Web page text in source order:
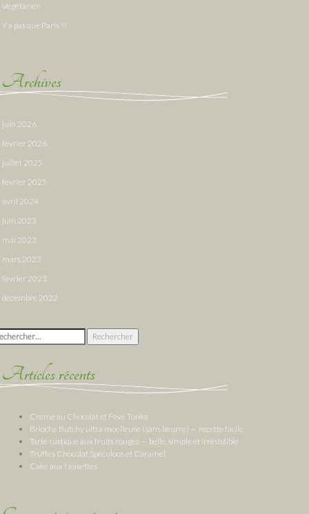
Végétarien
Y a pas que Paris !!!
Archives
juin 2026
février 2026
juillet 2025
février 2025
avril 2024
juin 2023
mai 2023
mars 2023
février 2023
décembre 2022
:
Articles récents
Crème au Chocolat et Fève Tonka
Brioche Butchy ultra moelleuse (sans beurre) — recette facile
Tarte rustique aux fruits rouges — belle, simple et irrésistible
Truffes Chocolat Spéculoos et Caramel
Cake aux Noisettes